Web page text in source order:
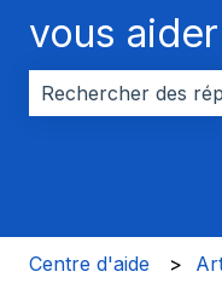
vous
Centre d'aide